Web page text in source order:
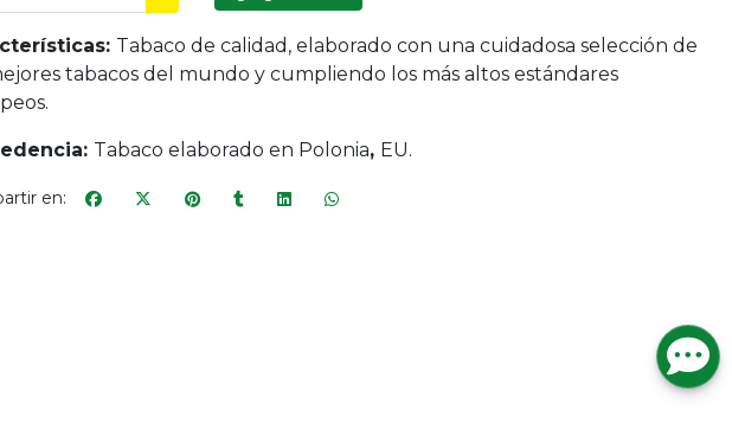
Tabaco de calidad, elaborado con una cuidadosa selección de
tabacos del mundo y cumpliendo los más altos estándares
Tabaco elaborado en Polonia, EU.
en: